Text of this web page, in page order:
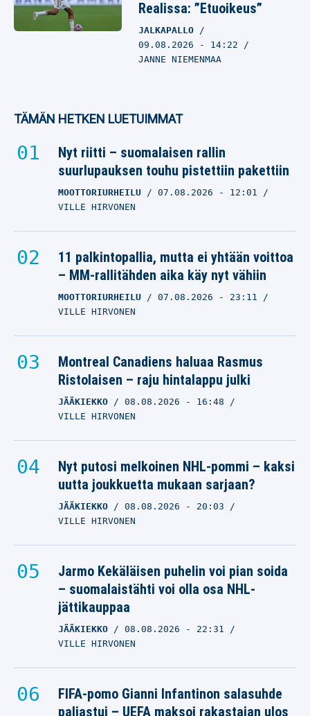
Realissa: ”Etuoikeus”
JALKAPALLO
09.08.2026 - 14:22
JANNE NIEMENMAA
TÄMÄN HETKEN LUETUIMMAT
Nyt riitti – suomalaisen rallin
suurlupauksen touhu pistettiin pakettiin
MOOTTORIURHEILU 07.08.2026 - 12:01
VILLE HIRVONEN
11 palkintopallia, mutta ei yhtään voittoa
– MM-rallitähden aika käy nyt vähiin
MOOTTORIURHEILU 07.08.2026 - 23:11
VILLE HIRVONEN
Montreal Canadiens haluaa Rasmus
Ristolaisen – raju hintalappu julki
JÄÄKIEKKO 08.08.2026 - 16:48
VILLE HIRVONEN
Nyt putosi melkoinen NHL-pommi – kaksi
uutta joukkuetta mukaan sarjaan?
JÄÄKIEKKO 08.08.2026 - 20:03
VILLE HIRVONEN
Jarmo Kekäläisen puhelin voi pian soida
– suomalaistähti voi olla osa NHL-
jättikauppaa
JÄÄKIEKKO 08.08.2026 - 22:31
VILLE HIRVONEN
FIFA-pomo Gianni Infantinon salasuhde
paljastui – UEFA maksoi rakastajan ulos